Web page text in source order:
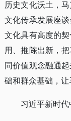
历史文化沃土，
文化传承发展座
文化具有高度的
用、推陈出新，
同价值观念融通
础和群众基础，让
习近平新时